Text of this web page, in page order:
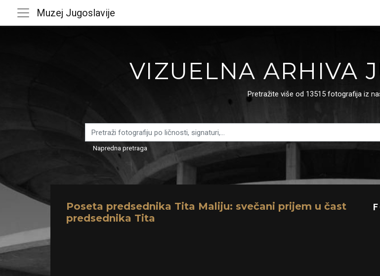
Muzej Jugoslavije
VIZUELNA ARHIVA
Pretražite više od 13515 fotografija iz
Napredna pretraga
Poseta predsednika Tita Maliju: svečani prijem u čast
predsednika Tita